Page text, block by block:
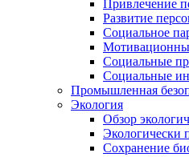
Привлечение
Развитие
Социальное
Социальные
Социальные
Промышленная
Экология
Обзор
Экологически
Сохранение